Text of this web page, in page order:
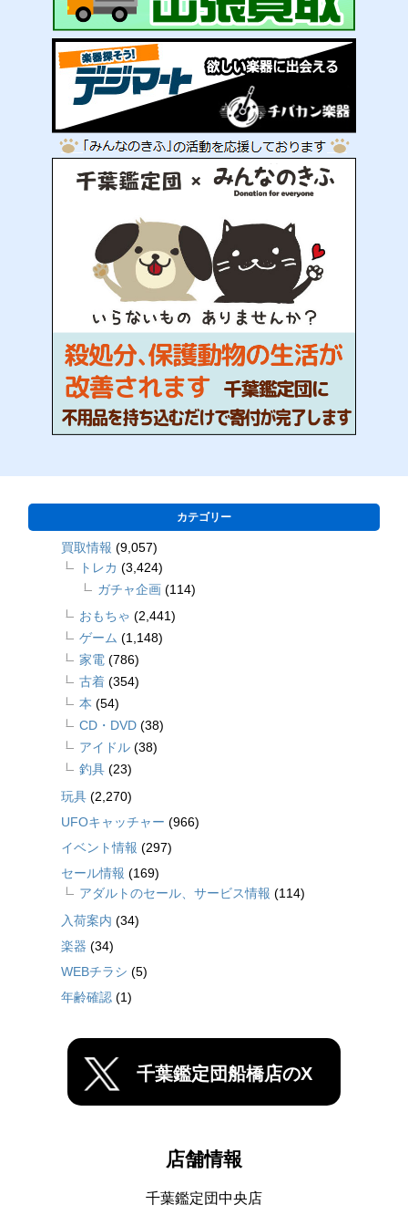
カテゴリー
買取情報 (9,057)
トレカ (3,424)
ガチャ企画 (114)
おもちゃ (2,441)
ゲーム (1,148)
家電 (786)
古着 (354)
本 (54)
CD・DVD (38)
アイドル (38)
釣具 (23)
玩具 (2,270)
UFOキャッチャー (966)
イベント情報 (297)
セール情報 (169)
アダルトのセール、サービス情報 (114)
入荷案内 (34)
楽器 (34)
WEBチラシ (5)
年齢確認 (1)
千葉鑑定団船橋店のX
店舗情報
千葉鑑定団中央店